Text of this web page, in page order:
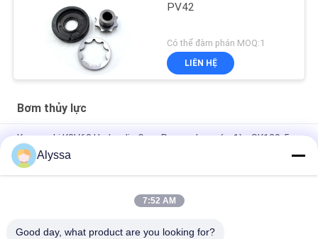
PV42
Có thể đàm phán MOQ:1
LIÊN HỆ
Bơm thủy lực
Kawasaki K3V63 Hydraulic Gear Pump cho máy đào SK120-5
SH120A3
K3V112 Pilot Kawasaki Gear Pump Hydraulic Pump Phần
Alyssa
7:52 AM
Good day, what product are you looking for?